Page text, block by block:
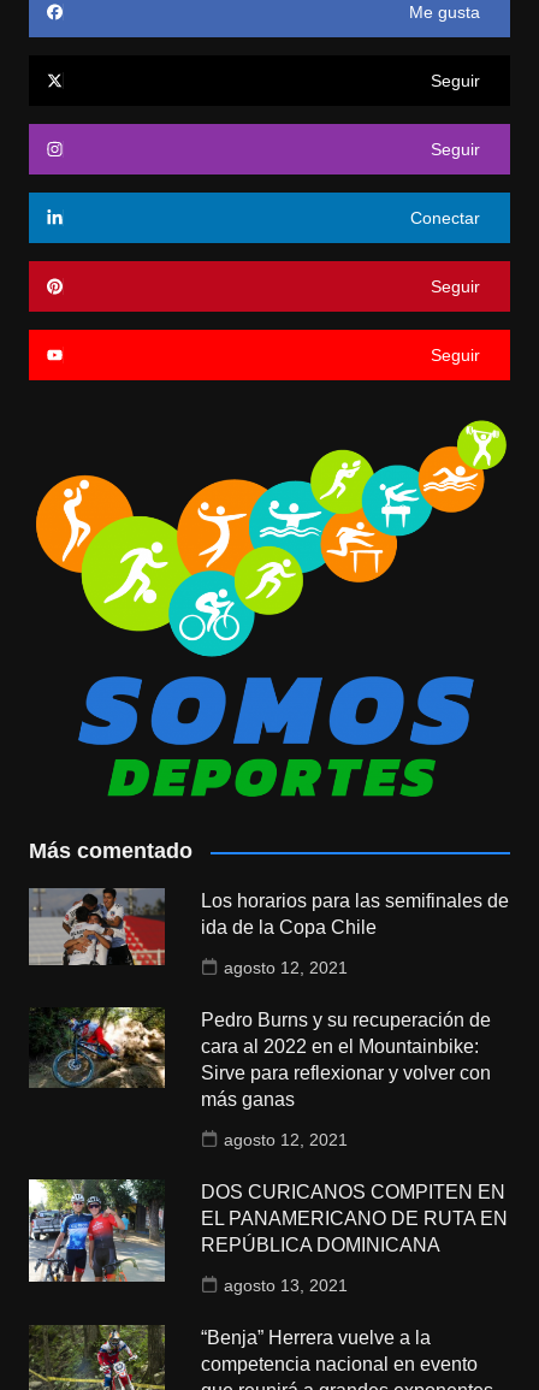
Me gusta
Seguir
Seguir
Conectar
Seguir
Seguir
Más comentado
Los horarios para las semifinales de
ida de la Copa Chile
agosto 12, 2021
Pedro Burns y su recuperación de
cara al 2022 en el Mountainbike:
Sirve para reflexionar y volver con
más ganas
agosto 12, 2021
DOS CURICANOS COMPITEN EN
EL PANAMERICANO DE RUTA EN
REPÚBLICA DOMINICANA
agosto 13, 2021
“Benja” Herrera vuelve a la
competencia nacional en evento